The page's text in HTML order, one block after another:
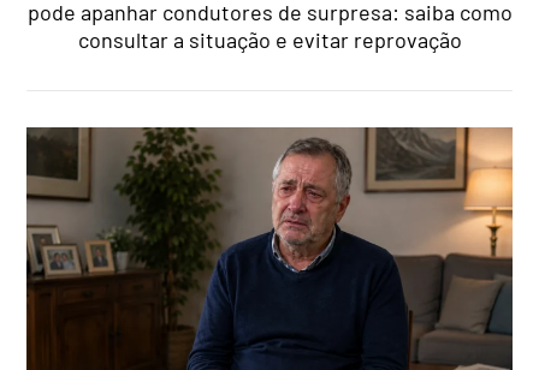
pode apanhar condutores de surpresa: saiba como
consultar a situação e evitar reprovação